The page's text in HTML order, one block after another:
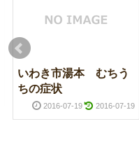
いわき市湯本 むちう
ちの症状
2016-07-19 2016-07-19